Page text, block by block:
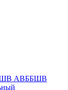
АВББШВ